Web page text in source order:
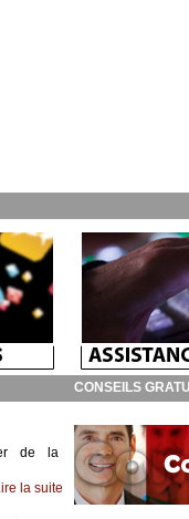
CONSEILS
de la
la suite